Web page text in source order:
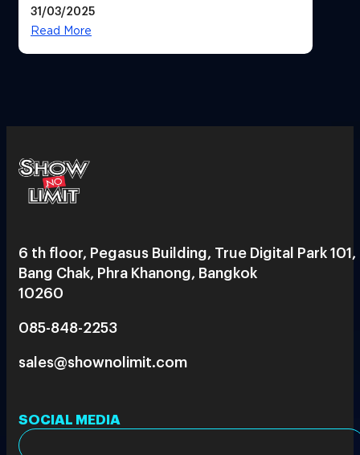
31/03/2025
Read More
6 th floor, Pegasus Building, True Digital Park 101,
Bang Chak, Phra Khanong, Bangkok
10260
085-848-2253
sales@shownolimit.com
SOCIAL MEDIA